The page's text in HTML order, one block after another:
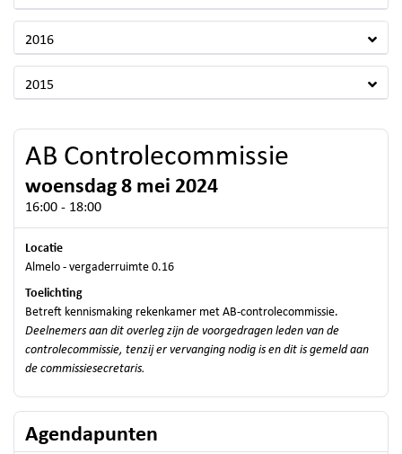
2016
2015
AB Controlecommissie
woensdag 8 mei 2024
16:00 - 18:00
Locatie
Almelo - vergaderruimte 0.16
Toelichting
Betreft kennismaking rekenkamer met AB-controlecommissie.
Deelnemers aan dit overleg zijn de voorgedragen leden van de
controlecommissie, tenzij er vervanging nodig is en dit is gemeld aan
de commissiesecretaris.
Agendapunten